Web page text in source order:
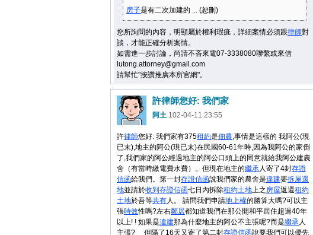
房子是有二次加建的 ... (恕刪)
您所詢問的內容，明顯屬於權利瑕疵，詳細案情必須跟律師對
談，才能正確分析案情。
如需進一步討論，尚請不吝來電07-3338080聯繫或來信
lutong.attorney@gmail.com
請幫忙"按讚推廣本所官網"。
許律師您好: 我們家
阿土 102-04-11 23:55
許律師您好: 我們家有375租約是佃農,事情是這樣的 我阿公(現
已末),地主的阿公(現已末)在民國60-61年時,因為我阿公的家倒
了,我們家的阿公經過地主的阿公口頭上的同意就給我阿公建農
舍（有當時繳電費水費）。但現在地主的繼承人寄了4封存證
信函給我們。第一封存證信函說我們家的農舍是違建要拆屋還
地並請於收到 存證信函七日內拆除租約土地上之 房屋返還租約
土地於吾等共有人。 請問我們申請地上權的勝算大嗎?可以主
張時效性嗎?左右鄰居都知道我們在那公開和平居住超過40年
以上! ! 如果是違建那為什麼地主的阿公不主張呢?而是繼承人
主張? 但隔了16天又寄了第二封存證信函說要我們可以優先